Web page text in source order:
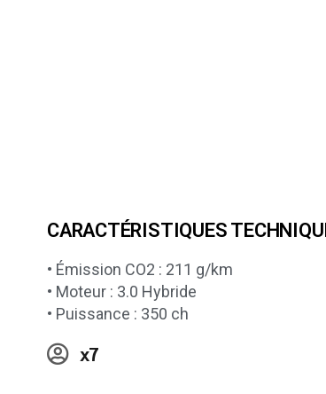
CARACTÉRISTIQUES
• Émission CO2 : 211 g/km
• Moteur : 3.0 Hybride
• Puissance : 350 ch
x7